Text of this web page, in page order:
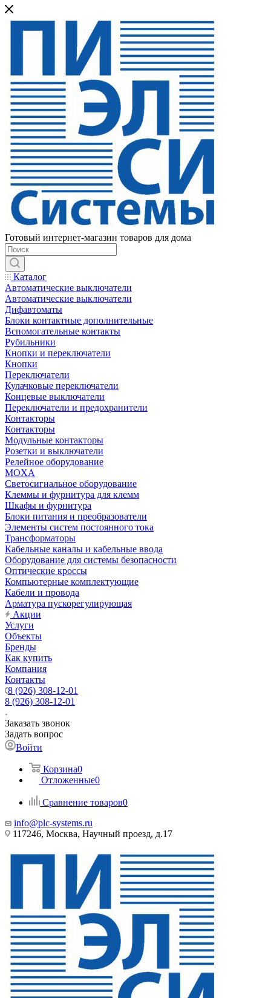
Готовый интернет-магазин товаров для дома
Каталог
Автоматические выключатели
Автоматические выключатели
Дифавтоматы
Блоки контактные дополнительные
Вспомогательные контакты
Рубильники
Кнопки и переключатели
Кнопки
Переключатели
Кулачковые переключатели
Концевые выключатели
Переключатели и предохранители
Контакторы
Контакторы
Модульные контакторы
Розетки и выключатели
Релейное оборудование
MOXA
Светосигнальное оборудование
Клеммы и фурнитура для клемм
Шкафы и фурнитура
Блоки питания и преобразователи
Элементы систем постоянного тока
Трансформаторы
Кабельные каналы и кабельные ввода
Оборудование для системы безопасности
Оптические кроссы
Компьютерные комплектующие
Кабели и провода
Арматура пускорегулирующая
Акции
Услуги
Объекты
Бренды
Как купить
Компания
Контакты
8 (926) 308-12-01
8 (926) 308-12-01
Заказать звонок
Задать вопрос
Войти
Корзина0
Отложенные0
Сравнение товаров0
info@plc-systems.ru
117246, Москва, Научный проезд, д.17